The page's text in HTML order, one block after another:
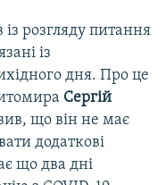
розгляду питання
із
дня. Про це
Сергій
що він не має
додаткові
що два дні